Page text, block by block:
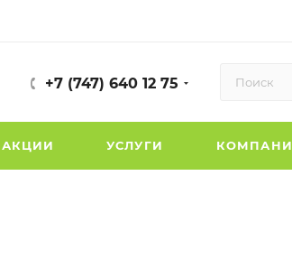
+7 (747) 640 12 75
АКЦИИ УСЛУГИ